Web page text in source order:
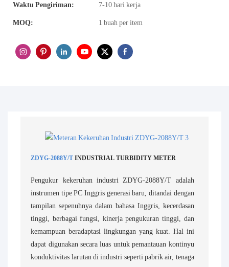
Waktu Pengiriman: 7-10 hari kerja
MOQ: 1 buah per item
ZDYG-2088Y/TINDUSTRIAL TURBIDITY METER
Pengukur kekeruhan industri ZDYG-2088Y/T adalah
instrumen tipe PC Inggris generasi baru, ditandai dengan
tampilan sepenuhnya dalam bahasa Inggris, kecerdasan
tinggi, berbagai fungsi, kinerja pengukuran tinggi, dan
kemampuan beradaptasi lingkungan yang kuat. Hal ini
dapat digunakan secara luas untuk pemantauan kontinyu
konduktivitas larutan di industri seperti pabrik air, tenaga